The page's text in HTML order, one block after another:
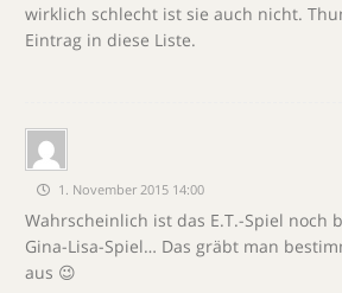
wirklich schlecht ist sie auch nicht.
Eintrag in diese Liste.
1. November 2015 14:00
Wahrscheinlich ist das E.T.-Spiel noch
Gina-Lisa-Spiel… Das gräbt man
aus 😉